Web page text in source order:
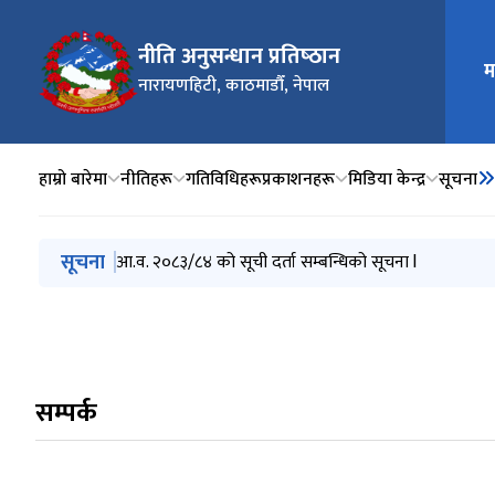
नीति अनुसन्धान प्रतिष्‍ठान
नारायणहिटी, काठमाडौँ, नेपाल
मुख्य
हाम्रो बारेमा नीतिहरू गतिविधिहरूप्रकाशनहरू मिडिया केन्द्र सूचना
मुख्य नेभिगेसनमा जानुहोस्
सूचना आ.व. २०८३/८४ को सूची दर्ता सम्बन्धिको सूचना l
सम्पर्क